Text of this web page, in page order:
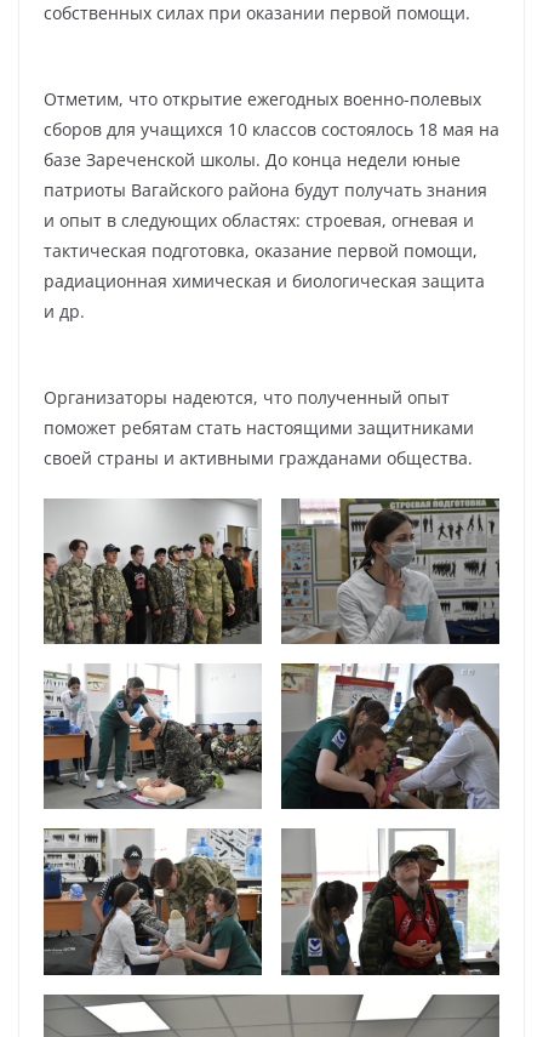
собственных силах при оказании первой помощи.
Отметим, что открытие ежегодных военно-полевых
сборов для учащихся 10 классов состоялось 18 мая на
базе Зареченской школы. До конца недели юные
патриоты Вагайского района будут получать знания
и опыт в следующих областях: строевая, огневая и
тактическая подготовка, оказание первой помощи,
радиационная химическая и биологическая защита
и др.
Организаторы надеются, что полученный опыт
поможет ребятам стать настоящими защитниками
своей страны и активными гражданами общества.